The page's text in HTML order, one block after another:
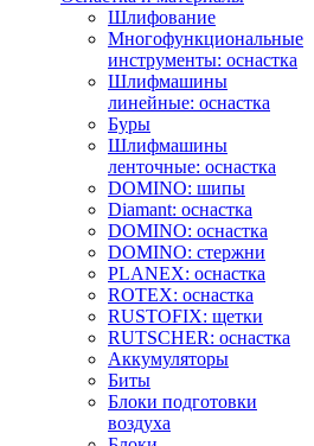
Шлифование
Многофункциональные
инструменты: оснастка
Шлифмашины
линейные: оснастка
Буры
Шлифмашины
ленточные: оснастка
DOMINO: шипы
Diamant: оснастка
DOMINO: оснастка
DOMINO: стержни
PLANEX: оснастка
ROTEX: оснастка
RUSTOFIX: щетки
RUTSCHER: оснастка
Аккумуляторы
Биты
Блоки подготовки
воздуха